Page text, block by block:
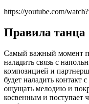
https://youtube.com/
Правила танца
Самый важный момент
наладить связь с
композицией и
будет наладить
ощущать мелодию и
косвенным и поступает